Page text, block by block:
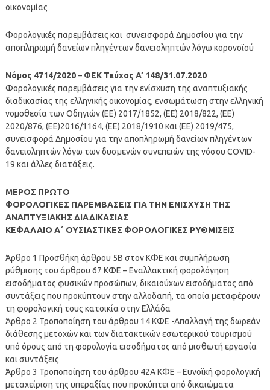
οικονομίας
Φορολογικές παρεμβάσεις και συνεισφορά Δημοσίου για την
αποπληρωμή δανείων πληγέντων δανειοληπτών λόγω κορονοϊού
Νόμος 4714/2020– ΦΕΚ Τεύχος A’ 148/31.07.2020
Φορολογικές παρεμβάσεις για την ενίσχυση της αναπτυξιακής
διαδικασίας της ελληνικής οικονομίας, ενσωμάτωση στην ελληνική
νομοθεσία των Οδηγιών (ΕΕ) 2017/1852, (ΕΕ) 2018/822, (ΕΕ)
2020/876, (ΕΕ)2016/1164, (ΕΕ) 2018/1910 και (ΕΕ) 2019/475,
συνεισφορά Δημοσίου για την αποπληρωμή δανείων πληγέντων
δανειοληπτών λόγω των δυσμενών συνεπειών της νόσου COVID-
19 και άλλες διατάξεις.
ΜΕΡΟΣ ΠΡΩΤΟ
ΦΟΡΟΛΟΓΙΚΕΣ ΠΑΡΕΜΒΑΣΕΙΣ ΓΙΑ ΤΗΝ ΕΝΙΣΧΥΣΗ ΤΗΣ
ΑΝΑΠΤΥΞΙΑΚΗΣ ΔΙΑΔΙΚΑΣΙΑΣ
ΚΕΦΑΛΑΙΟ Α΄ ΟΥΣΙΑΣΤΙΚΕΣ ΦΟΡΟΛΟΓΙΚΕΣ ΡΥΘΜΙΣΕΙΣ
Άρθρο 1 Προσθήκη άρθρου 5Β στον ΚΦΕ και συμπλήρωση
ρύθμισης του άρθρου 67 ΚΦΕ – Εναλλακτική φορολόγηση
εισοδήματος φυσικών προσώπων, δικαιούχων εισοδήματος από
συντάξεις που προκύπτουν στην αλλοδαπή, τα οποία μεταφέρουν
τη φορολογική τους κατοικία στην Ελλάδα
Άρθρο 2 Τροποποίηση του άρθρου 14 ΚΦΕ -Απαλλαγή της δωρεάν
διάθεσης μετοχών και των διατακτικών εσωτερικού τουρισμού
υπό όρους από τη φορολογία εισοδήματος από μισθωτή εργασία
και συντάξεις
Άρθρο 3 Τροποποίηση του άρθρου 42Α ΚΦΕ – Ευνοϊκή φορολογική
μεταχείριση της υπεραξίας που προκύπτει από δικαιώματα